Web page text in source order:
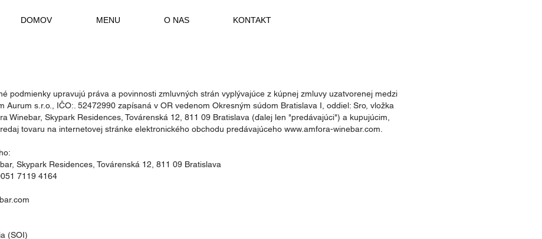
DOMOV MENU O NAS KONTAKT
podmienky upravujú práva a povinnosti zmluvných strán vyplývajúce z kúpnej zmluvy uzatvorenej medzi
Aurum s.r.o., IČO:. 52472990 zapísaná v OR vedenom Okresným súdom Bratislava I, oddiel: Sro, vložka
Winebar, Skypark Residences, Továrenská 12, 811 09 Bratislava (ďalej len "predávajúci") a kupujúcim,
tovaru na internetovej stránke elektronického obchodu predávajúceho www.amfora-winebar.com
Skypark Residences, Továrenská 12, 811 09 Bratislava
7119 4164
(SOI)